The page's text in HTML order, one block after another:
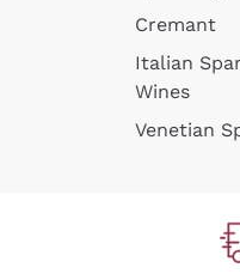
Cremant
Italian
Wines
Venetian